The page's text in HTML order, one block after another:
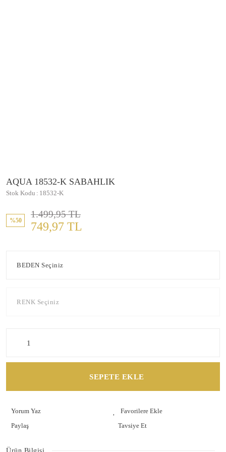
AQUA 18532-K SABAHLIK
Stok Kodu 18532-K
%50
1.499,95 TL
749,97 TL
SEPETE EKLE
Yorum Yaz
Paylaş
Tavsiye Et